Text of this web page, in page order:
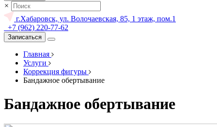
×
г.Хабаровск, ул. Волочаевская, 85, 1 этаж, пом.1
+7 (962) 220-77-62
Записаться
Главная
Услуги
Коррекция фигуры
Бандажное обертывание
Бандажное обертывание